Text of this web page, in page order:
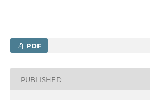
PDF
PUBLISHED